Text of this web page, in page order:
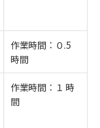
作業時間：０.5
時間
作業時間：１ 時
間